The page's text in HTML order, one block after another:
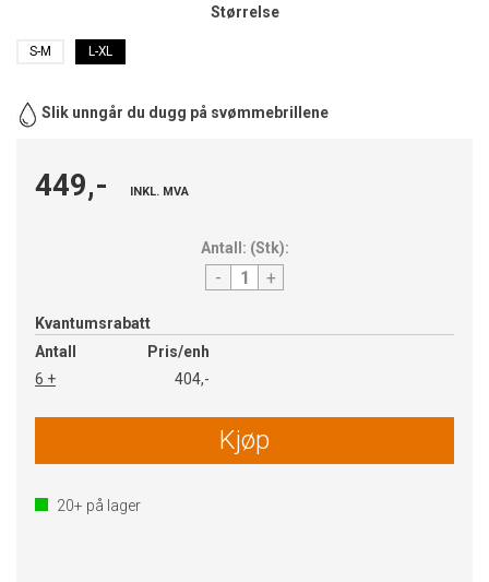
Størrelse
S-M L-XL
Slik unngår du dugg på svømmebrillene
449,- INKL. MVA
Antall: (Stk):
- +
Kvantumsrabatt
Antall
Pris/enh
6 +
404,-
Kjøp
20+ på lager